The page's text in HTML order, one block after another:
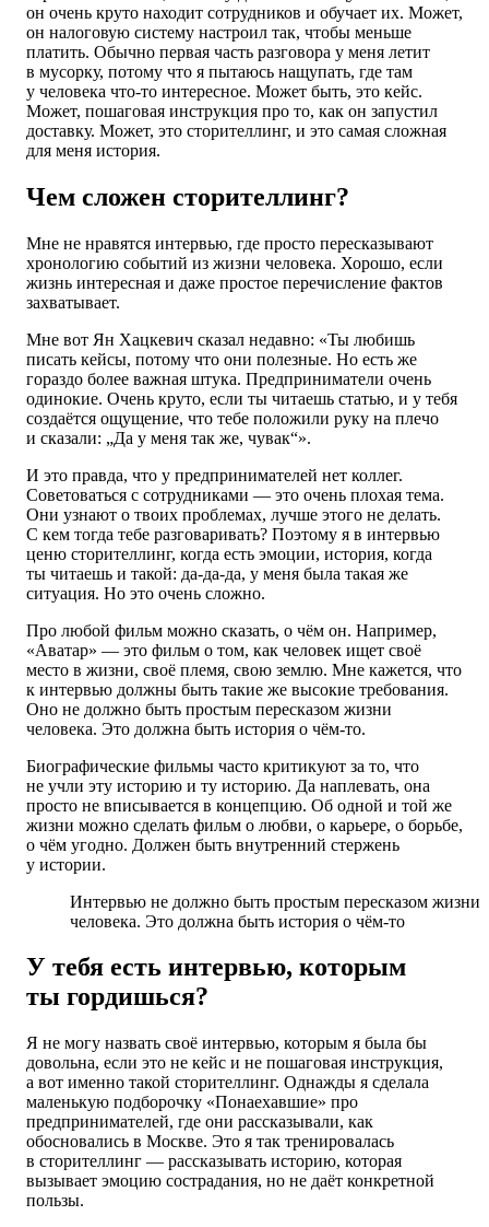
он очень круто находит сотрудников и обучает их. Может,
он налоговую систему настроил так, чтобы меньше
платить. Обычно первая часть разговора у меня летит
в мусорку, потому что я пытаюсь нащупать, где там
у человека что-то интересное. Может быть, это кейс.
Может, пошаговая инструкция про то, как он запустил
доставку. Может, это сторителлинг, и это самая сложная
для меня история.
Чем сложен сторителлинг?
Мне не нравятся интервью, где просто пересказывают
хронологию событий из жизни человека. Хорошо, если
жизнь интересная и даже простое перечисление фактов
захватывает.
Мне вот Ян Хацкевич сказал недавно: «Ты любишь
писать кейсы, потому что они полезные. Но есть же
гораздо более важная штука. Предприниматели очень
одинокие. Очень круто, если ты читаешь статью, и у тебя
создаётся ощущение, что тебе положили руку на плечо
и сказали: „Да у меня так же, чувак“».
И это правда, что у предпринимателей нет коллег.
Советоваться с сотрудниками — это очень плохая тема.
Они узнают о твоих проблемах, лучше этого не делать.
С кем тогда тебе разговаривать? Поэтому я в интервью
ценю сторителлинг, когда есть эмоции, история, когда
ты читаешь и такой: да-да-да, у меня была такая же
ситуация. Но это очень сложно.
Про любой фильм можно сказать, о чём он. Например,
«Аватар» — это фильм о том, как человек ищет своё
место в жизни, своё племя, свою землю. Мне кажется, что
к интервью должны быть такие же высокие требования.
Оно не должно быть простым пересказом жизни
человека. Это должна быть история о чём-то.
Биографические фильмы часто критикуют за то, что
не учли эту историю и ту историю. Да наплевать, она
просто не вписывается в концепцию. Об одной и той же
жизни можно сделать фильм о любви, о карьере, о борьбе,
о чём угодно. Должен быть внутренний стержень
у истории.
Интервью не должно быть простым пересказом жизни
человека. Это должна быть история о чём-то
У тебя есть интервью, которым
ты гордишься?
Я не могу назвать своё интервью, которым я была бы
довольна, если это не кейс и не пошаговая инструкция,
а вот именно такой сторителлинг. Однажды я сделала
маленькую подборочку «Понаехавшие» про
предпринимателей, где они рассказывали, как
обосновались в Москве. Это я так тренировалась
в сторителлинг — рассказывать историю, которая
вызывает эмоцию сострадания, но не даёт конкретной
пользы.